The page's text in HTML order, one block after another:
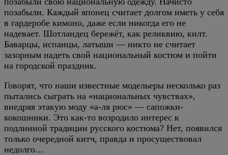
позабыли. Каждый японец считает долгом иметь у себя
в гардеробе кимоно, даже если никогда его не
надевает. Шотландец бережёт, как реликвию, килт.
Баварцы, испанцы, латыши — никто не считает
зазорным надеть свой национальный костюм и пойти
на городской праздник.
Говорят, что наши известные модельеры несколько раз
пытались сыграть на «национальных чувствах»,
внедряя этакую моду «а-ля рюс» — сапожки-
кокошники. Это как-то возродило интерес к
подлинной традиции русского костюма? Нет, появился
только очередной китч, правда и просуществовал
недолго…